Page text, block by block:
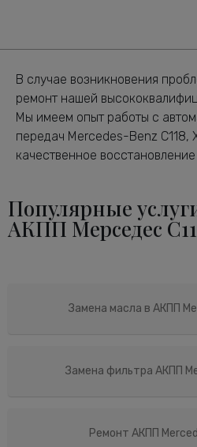
В случае возникновения
ремонт нашей
Мы имеем опыт работы с
передач Mercedes-Benz C118,
качественное
Популярные
АКПП Мерседес
Замена масла в АКПП
Замена фильтра АКПП
Ремонт АКПП